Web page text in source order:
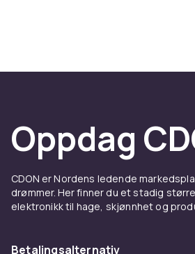
Oppdag
CDON er Nordens ledende
drømmer. Her finner du et stadig
elektronikk til hage, skjønnhet og
Betalingsalternativ